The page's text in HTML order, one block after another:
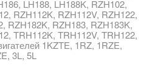
LH188, LH188K, RZH102,
RZH112K, RZH112V, RZH122,
RZH182K, RZH183, RZH183K,
TRH112K, TRH112V, TRH122,
1KZTE, 1RZ, 1RZE,
3L, 5L